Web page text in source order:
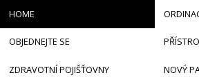
HOME
OBJEDNEJTE SE
ZDRAVOTNÍ POJIŠŤOVNY NOVÝ